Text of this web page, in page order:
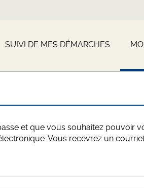
SUIVI DE MES DÉMARCHES
et que vous souhaitez pouvoir
Vous recevrez un